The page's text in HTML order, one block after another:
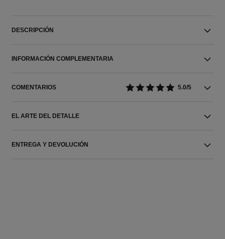
DESCRIPCIÓN
INFORMACIÓN COMPLEMENTARIA
COMENTARIOS 5.0/5
EL ARTE DEL DETALLE
ENTREGA Y DEVOLUCIÓN